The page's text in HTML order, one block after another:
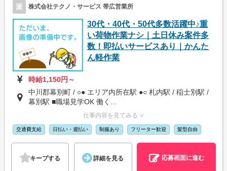
派 株式会社テクノ・サービス 帯広営業所
30代・40代・50代多数活躍中♪重
い荷物作業ナシ｜土日休み案件多
数！即払いサービスあり｜かんた
ん軽作業
時給1,150円～
中川郡幕別町 / ○● エリア内所在駅 ●○ 札内駅 / 稲士別駅 /
幕別駅 ■職場見学OK 働く...
仕事内容を見てみる ∨
交通費支給 日払い・週払い 制服あり フリーター歓迎 髪型自由
キープする 詳細を見る 応募画面に進む